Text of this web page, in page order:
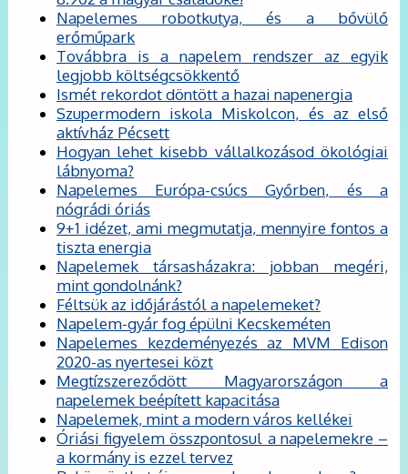
Napelemes robotkutya, és a bővülő
erőműpark
Továbbra is a napelem rendszer az egyik
legjobb költségcsökkentő
Ismét rekordot döntött a hazai napenergia
Szupermodern iskola Miskolcon, és az első
aktívház Pécsett
Hogyan lehet kisebb vállalkozásod ökológiai
lábnyoma?
Napelemes Európa-csúcs Győrben, és a
nógrádi óriás
9+1 idézet, ami megmutatja, mennyire fontos a
tiszta energia
Napelemek társasházakra: jobban megéri,
mint gondolnánk?
Féltsük az időjárástól a napelemeket?
Napelem-gyár fog épülni Kecskeméten
Napelemes kezdeményezés az MVM Edison
2020-as nyertesei közt
Megtízszereződött Magyarországon a
napelemek beépített kapacitása
Napelemek, mint a modern város kellékei
Óriási figyelem összpontosul a napelemekre –
a kormány is ezzel tervez